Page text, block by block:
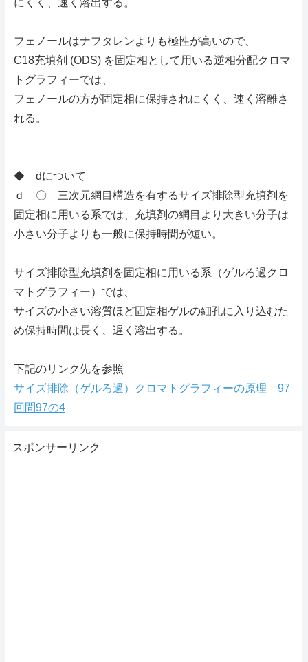
にくく、速く溶出する。
フェノールはナフタレンよりも極性が高いので、
C18充填剤 (ODS) を固定相として用いる逆相分配クロマ
トグラフィーでは、
フェノールの方が固定相に保持されにくく、速く溶離さ
れる。
◆ dについて
ｄ 〇 三次元網目構造を有するサイズ排除型充填剤を
固定相に用いる系では、充填剤の網目より大きい分子は
小さい分子よりも一般に保持時間が短い。
サイズ排除型充填剤を固定相に用いる系（ゲルろ過クロ
マトグラフィー）では、
サイズの小さい溶質ほど固定相ゲルの細孔に入り込むた
め保持時間は長く、遅く溶出する。
下記のリンク先を参照
サイズ排除（ゲルろ過）クロマトグラフィーの原理 97
回問97の4
スポンサーリンク